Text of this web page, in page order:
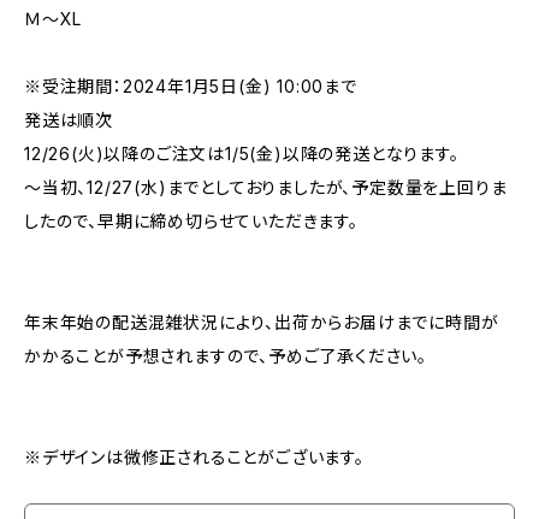
Ｍ〜XL
※受注期間：2024年1月5日(金) 10:00まで
発送は順次
12/26(火)以降のご注文は1/5(金)以降の発送となります。
〜当初、12/27(水)までとしておりましたが、予定数量を上回りま
したので、早期に締め切らせていただきます。
年末年始の配送混雑状況により、出荷からお届けまでに時間が
かかることが予想されますので、予めご了承ください。
※デザインは微修正されることがございます。